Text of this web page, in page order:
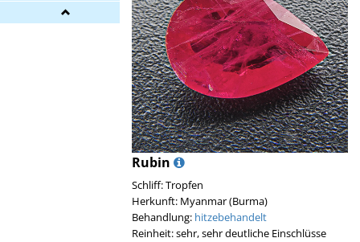
Rubin
Schliff: Tropfen
Herkunft: Myanmar (Burma)
Behandlung: hitzebehandelt
Reinheit: sehr, sehr deutliche Einschlüsse